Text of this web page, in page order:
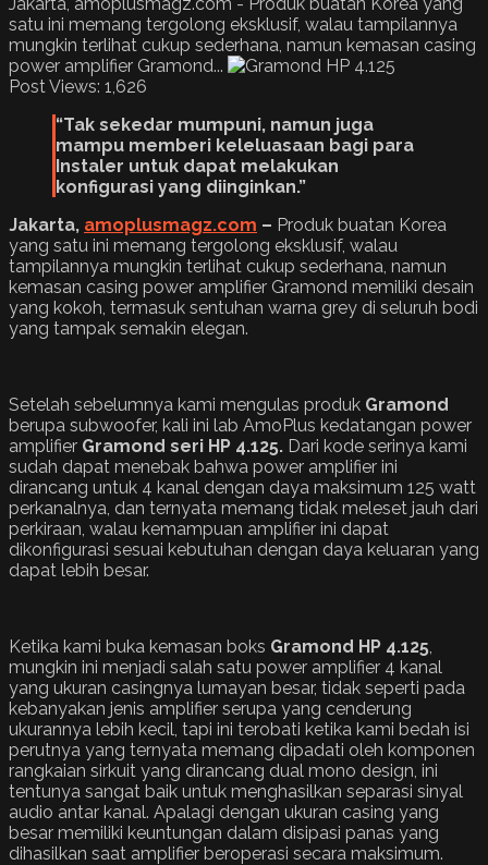
satu ini memang tergolong eksklusif, walau tampilannya
mungkin terlihat cukup sederhana, namun kemasan casing
power amplifier Gramond...
Post Views: 1,626
“Tak sekedar mumpuni, namun juga
mampu memberi keleluasaan bagi para
Instaler untuk dapat melakukan
konfigurasi yang diinginkan.”
Jakarta, amoplusmagz.com – Produk buatan Korea
yang satu ini memang tergolong eksklusif, walau
tampilannya mungkin terlihat cukup sederhana, namun
kemasan casing power amplifier Gramond memiliki desain
yang kokoh, termasuk sentuhan warna grey di seluruh bodi
yang tampak semakin elegan.
Setelah sebelumnya kami mengulas produk Gramond
berupa subwoofer, kali ini lab AmoPlus kedatangan power
amplifier Gramond seri HP 4.125. Dari kode serinya kami
sudah dapat menebak bahwa power amplifier ini
dirancang untuk 4 kanal dengan daya maksimum 125 watt
perkanalnya, dan ternyata memang tidak meleset jauh dari
perkiraan, walau kemampuan amplifier ini dapat
dikonfigurasi sesuai kebutuhan dengan daya keluaran yang
dapat lebih besar.
Ketika kami buka kemasan boks Gramond HP 4.125
mungkin ini menjadi salah satu power amplifier 4 kanal
yang ukuran casingnya lumayan besar, tidak seperti pada
kebanyakan jenis amplifier serupa yang cenderung
ukurannya lebih kecil, tapi ini terobati ketika kami bedah isi
perutnya yang ternyata memang dipadati oleh komponen
rangkaian sirkuit yang dirancang dual mono design, ini
tentunya sangat baik untuk menghasilkan separasi sinyal
audio antar kanal. Apalagi dengan ukuran casing yang
besar memiliki keuntungan dalam disipasi panas yang
dihasilkan saat amplifier beroperasi secara maksimum.